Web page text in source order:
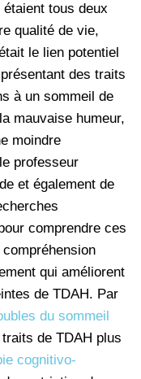
étaient tous deux
qualité de vie,
le lien potentiel
des traits
à un sommeil de
mauvaise humeur,
moindre
professeur
et également de
comprendre ces
qui améliorent
de TDAH. Par
du sommeil
de TDAH plus
cognitivo-